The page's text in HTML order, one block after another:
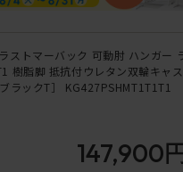
ストマーバック 可動肘 ハンガー
樹脂脚 抵抗付ウレタン双輪キャ
ラックT］ KG427PSHMT1T1T1
147,900